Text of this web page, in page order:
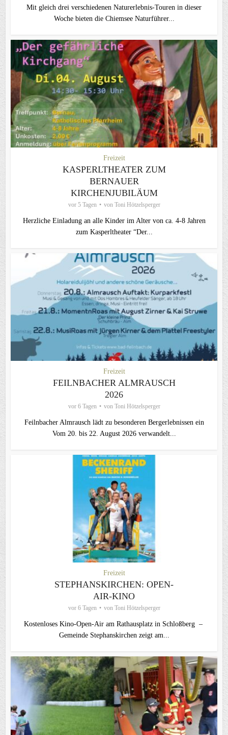
Mit gleich drei verschiedenen Naturerlebnis-Touren in dieser
Woche bieten die Chiemsee Naturführer...
Freizeit
KASPERLTHEATER ZUM
BERNAUER
KIRCHENJUBILÄUM
vor 5 Tagen von Toni Hötzelsperger
Herzliche Einladung an alle Kinder im Alter von ca. 4-8 Jahren
zum Kasperltheater “Der...
Freizeit
FEILNBACHER ALMRAUSCH
2026
vor 6 Tagen von Toni Hötzelsperger
Feilnbacher Almrausch lädt zu besonderen Bergerlebnissen ein
Vom 20. bis 22. August 2026 verwandelt...
Freizeit
STEPHANSKIRCHEN: OPEN-
AIR-KINO
vor 6 Tagen von Toni Hötzelsperger
Kostenloses Kino-Open-Air am Rathausplatz in Schloßberg –
Gemeinde Stephanskirchen zeigt am...